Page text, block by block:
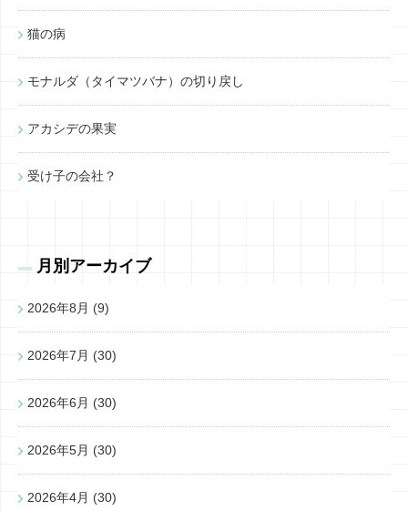
猫の病
モナルダ（タイマツバナ）の切り戻し
アカシデの果実
受け子の会社？
月別アーカイブ
2026年8月 (9)
2026年7月 (30)
2026年6月 (30)
2026年5月 (30)
2026年4月 (30)